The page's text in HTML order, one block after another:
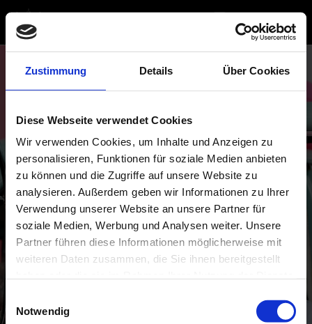
Zustimmung Details Über Cookies
Diese Webseite verwendet Cookies
Wir verwenden Cookies, um Inhalte und Anzeigen zu
personalisieren, Funktionen für soziale Medien anbieten
zu können und die Zugriffe auf unsere Website zu
analysieren. Außerdem geben wir Informationen zu Ihrer
Verwendung unserer Website an unsere Partner für
soziale Medien, Werbung und Analysen weiter. Unsere
Partner führen diese Informationen möglicherweise mit
weiteren Daten zusammen, die Sie ihnen bereitgestellt
Cookies, wenn Sie unsere Webseite weiterhin nutzen.
Notwendig